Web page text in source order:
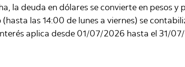
la deuda en dólares se convierte en pesos
las 14:00 de lunes a viernes) se
aplica desde 01/07/2026 hasta el 31/